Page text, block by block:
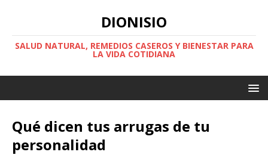
DIONISIO
SALUD NATURAL, REMEDIOS CASEROS Y BIENESTAR PARA
LA VIDA COTIDIANA
Qué dicen tus arrugas de tu
personalidad